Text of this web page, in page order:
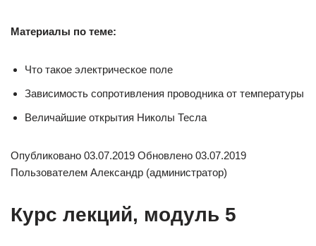
Материалы по теме:
Что такое электрическое поле
Зависимость сопротивления проводника от температуры
Величайшие открытия Николы Тесла
Опубликовано 03.07.2019 Обновлено 03.07.2019
Пользователем Александр (администратор)
Курс лекций, модуль 5